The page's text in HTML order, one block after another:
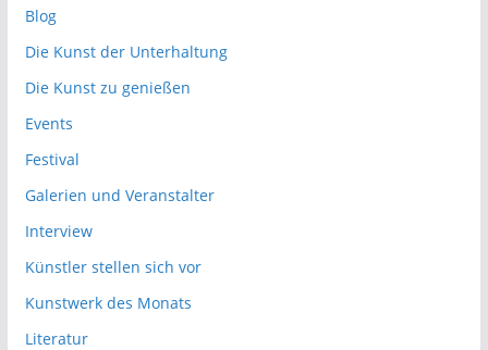
Blog
Die Kunst der Unterhaltung
Die Kunst zu genießen
Events
Festival
Galerien und Veranstalter
Interview
Künstler stellen sich vor
Kunstwerk des Monats
Literatur